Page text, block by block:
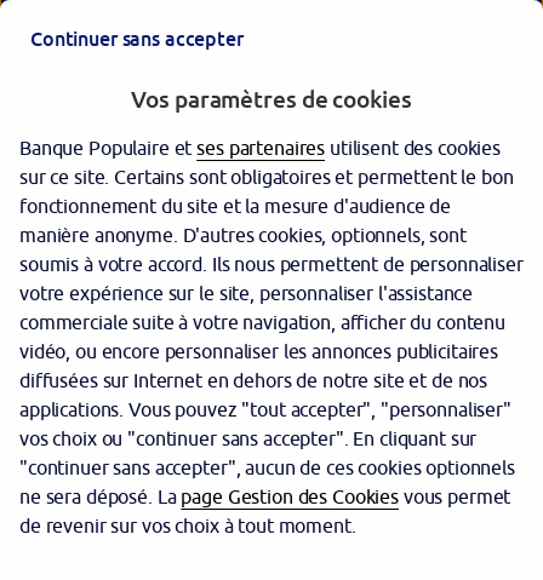
Garantie des dépôts
Protection des données personnelles
Politique cookies
Sécurité
Tarifs
Mentions légales
Réglementation
Continuer sans accepter
Vos paramètres de cookies
Banque Populaire etses partenaires utilisent des cookies
sur ce site. Certains sont obligatoires et permettent le bon
fonctionnement du site et la mesure d'audience de
manière anonyme. D'autres cookies, optionnels, sont
soumis à votre accord. Ils nous permettent de personnaliser
votre expérience sur le site, personnaliser l'assistance
commerciale suite à votre navigation, afficher du contenu
vidéo, ou encore personnaliser les annonces publicitaires
diffusées sur Internet en dehors de notre site et de nos
applications. Vous pouvez "tout accepter", "personnaliser"
vos choix ou "continuer sans accepter". En cliquant sur
"continuer sans accepter", aucun de ces cookies optionnels
ne sera déposé. La page Gestion des Cookiesvous permet
de revenir sur vos choix à tout moment.